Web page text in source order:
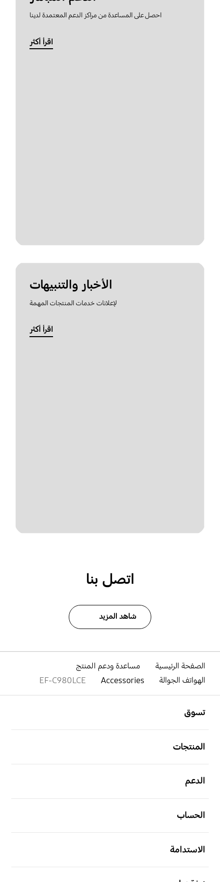
احصل على المساعدة من مراكز الدعم المعتمدة لدينا
اقرأ أكثر
الأخبار والتنبيهات
لإعلانات خدمات المنتجات المهمة
اقرأ أكثر
اتصل بنا
شاهد المزيد
الصفحة الرئيسية
مساعدة ودعم المنتج
الهواتف الجوالة
Accessories
EF-C980LCE
تسوق
المنتجات
الدعم
الحساب
الاستدامة